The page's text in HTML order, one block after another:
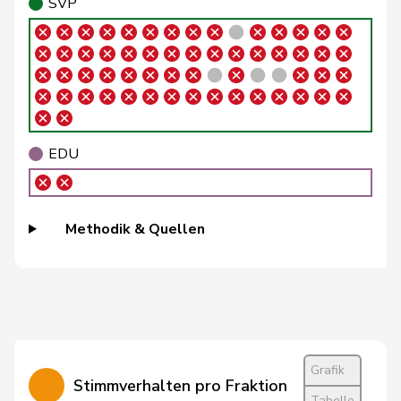
Brizzi
Simona SP S AG
Büchel
Roland
Rino
SVP V
Buffat
Bühler Manfred SVP V BE
Marbach
Christine
M-E
ZH
Calame
Didier SVP
EDU
Methodik & Quellen
Stimmverhalten pro Fraktion
Grafik